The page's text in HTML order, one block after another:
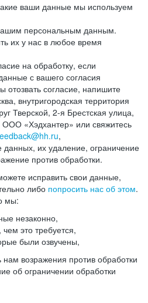
ваши данные мы используем
персональным данным.
их у нас в любое время
на обработку, если
с вашего согласия
отозвать согласие, напишите
внутригородская территория
Тверской, 2-я Брестская улица,
«Хэдхантер» или свяжитесь
,
данных, их удаление, ограничение
против обработки.
исправить свои данные,
либо попросить нас об этом.
мы:
незаконно,
это требуется,
были озвучены,
возражения против обработки
об ограничении обработки